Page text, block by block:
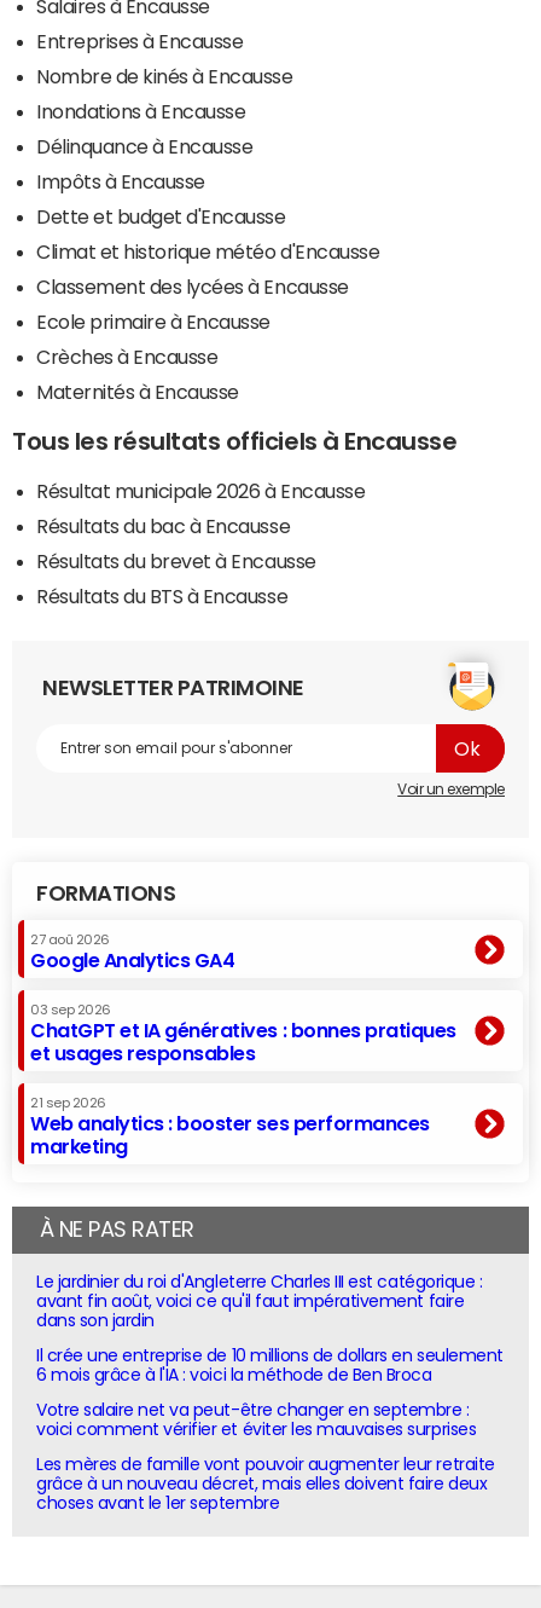
Salaires à Encausse
Entreprises à Encausse
Nombre de kinés à Encausse
Inondations à Encausse
Délinquance à Encausse
Impôts à Encausse
Dette et budget d'Encausse
Climat et historique météo d'Encausse
Classement des lycées à Encausse
Ecole primaire à Encausse
Crèches à Encausse
Maternités à Encausse
Tous les résultats officiels à Encausse
Résultat municipale 2026 à Encausse
Résultats du bac à Encausse
Résultats du brevet à Encausse
Résultats du BTS à Encausse
NEWSLETTER PATRIMOINE
Voir un exemple
FORMATIONS
27 aoû 2026
Google Analytics GA4
03 sep 2026
ChatGPT et IA génératives : bonnes pratiques
et usages responsables
21 sep 2026
Web analytics : booster ses performances
marketing
À NE PAS RATER
Le jardinier du roi d'Angleterre Charles III est catégorique :
avant fin août, voici ce qu'il faut impérativement faire
dans son jardin
Il crée une entreprise de 10 millions de dollars en seulement
6 mois grâce à l'IA : voici la méthode de Ben Broca
Votre salaire net va peut-être changer en septembre :
voici comment vérifier et éviter les mauvaises surprises
Les mères de famille vont pouvoir augmenter leur retraite
grâce à un nouveau décret, mais elles doivent faire deux
choses avant le 1er septembre